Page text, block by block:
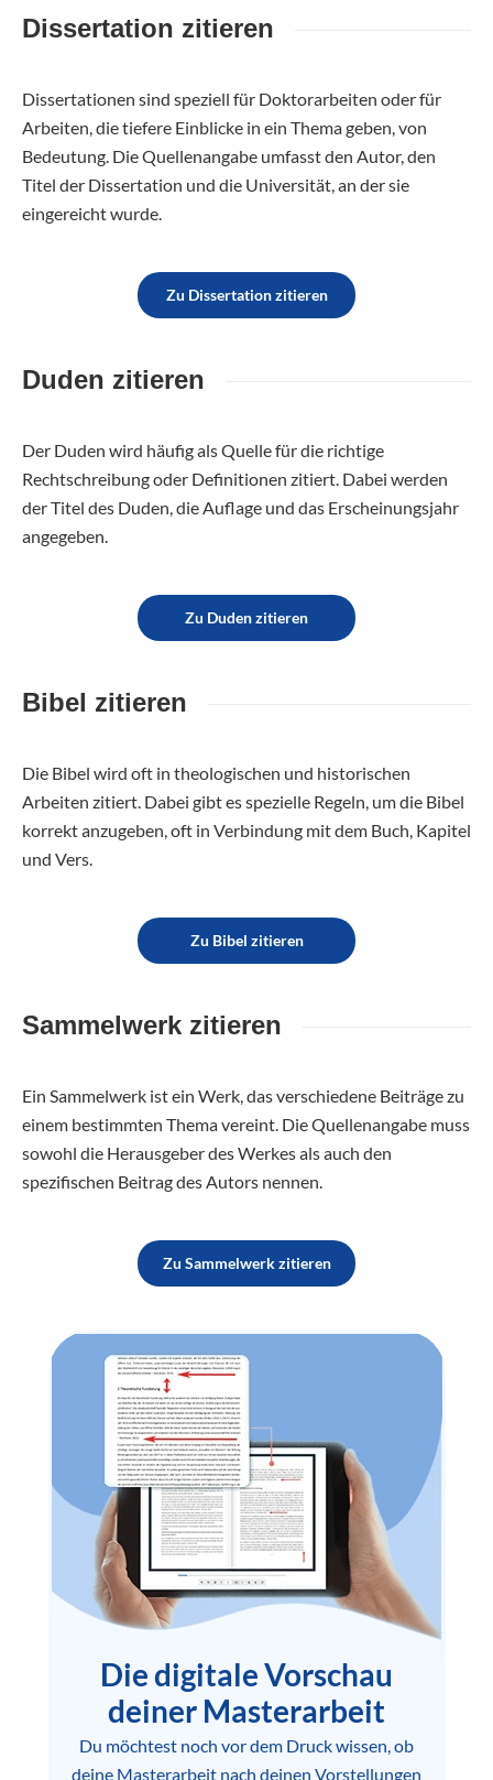
Dissertation zitieren
Dissertationen sind speziell für Doktorarbeiten oder für
Arbeiten, die tiefere Einblicke in ein Thema geben, von
Bedeutung. Die Quellenangabe umfasst den Autor, den
Titel der Dissertation und die Universität, an der sie
eingereicht wurde.
Zu Dissertation zitieren
Duden zitieren
Der Duden wird häufig als Quelle für die richtige
Rechtschreibung oder Definitionen zitiert. Dabei werden
der Titel des Duden, die Auflage und das Erscheinungsjahr
angegeben.
Zu Duden zitieren
Bibel zitieren
Die Bibel wird oft in theologischen und historischen
Arbeiten zitiert. Dabei gibt es spezielle Regeln, um die Bibel
korrekt anzugeben, oft in Verbindung mit dem Buch, Kapitel
und Vers.
Zu Bibel zitieren
Sammelwerk zitieren
Ein Sammelwerk ist ein Werk, das verschiedene Beiträge zu
einem bestimmten Thema vereint. Die Quellenangabe muss
sowohl die Herausgeber des Werkes als auch den
spezifischen Beitrag des Autors nennen.
Zu Sammelwerk zitieren
Die digitale Vorschau
deiner Masterarbeit
Du möchtest noch vor dem Druck wissen, ob
deine Masterarbeit nach deinen Vorstellungen